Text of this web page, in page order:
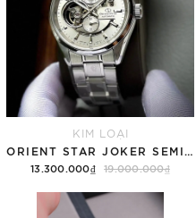
KIM LOẠI
13.300.000₫ 19.000.000₫